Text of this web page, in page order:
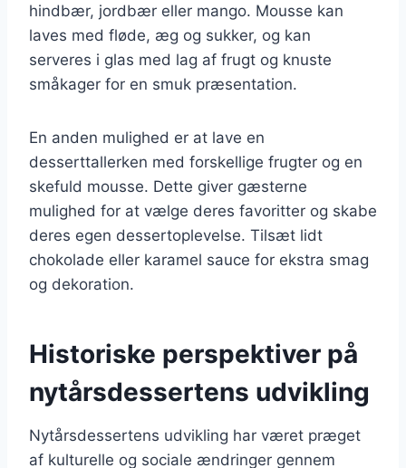
hindbær, jordbær eller mango. Mousse kan
laves med fløde, æg og sukker, og kan
serveres i glas med lag af frugt og knuste
småkager for en smuk præsentation.
En anden mulighed er at lave en
desserttallerken med forskellige frugter og en
skefuld mousse. Dette giver gæsterne
mulighed for at vælge deres favoritter og skabe
deres egen dessertoplevelse. Tilsæt lidt
chokolade eller karamel sauce for ekstra smag
og dekoration.
Historiske perspektiver på
nytårsdessertens udvikling
Nytårsdessertens udvikling har været præget
af kulturelle og sociale ændringer gennem